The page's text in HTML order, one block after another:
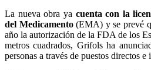
La nueva obra ya cuenta con la
del Medicamento(EMA) y se prevé
año la autorización de la FDA de los
metros cuadrados, Grifols ha
personas a través de puestos directos e